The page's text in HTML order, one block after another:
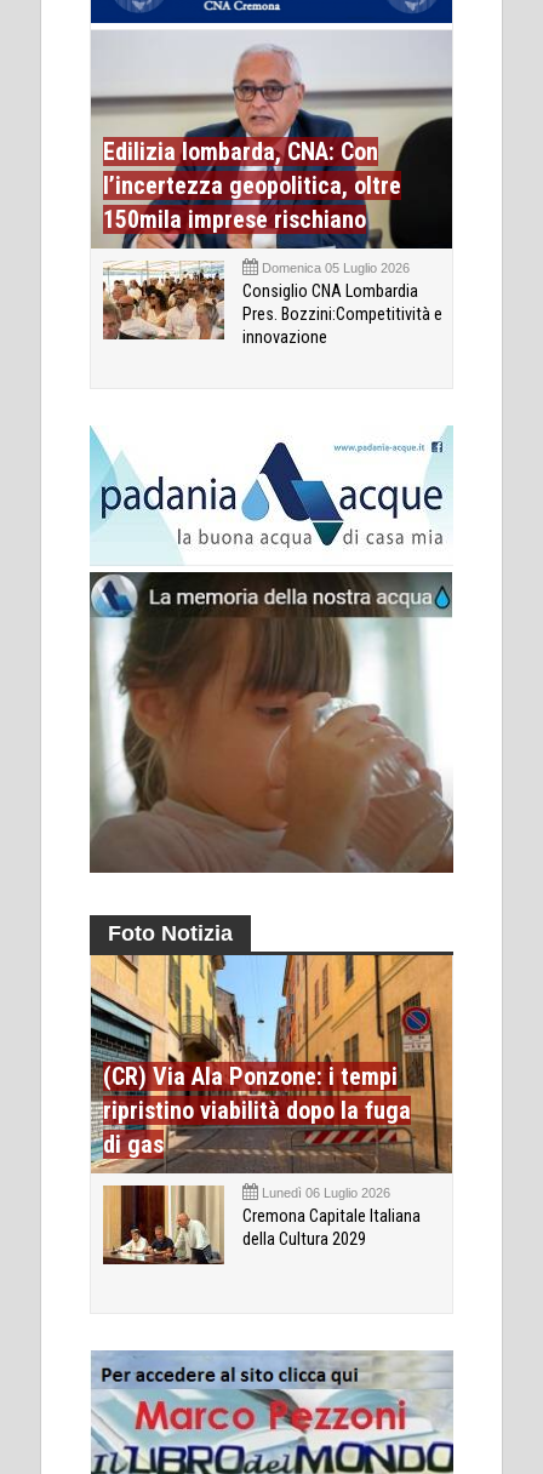
Edilizia lombarda, CNA: Con
l’incertezza geopolitica, oltre
150mila imprese rischiano
Domenica 05 Luglio 2026
Consiglio CNA Lombardia
Pres. Bozzini:Competitività e
innovazione
Foto Notizia
(CR) Via Ala Ponzone: i tempi
ripristino viabilità dopo la fuga
di gas
Lunedì 06 Luglio 2026
Cremona Capitale Italiana
della Cultura 2029